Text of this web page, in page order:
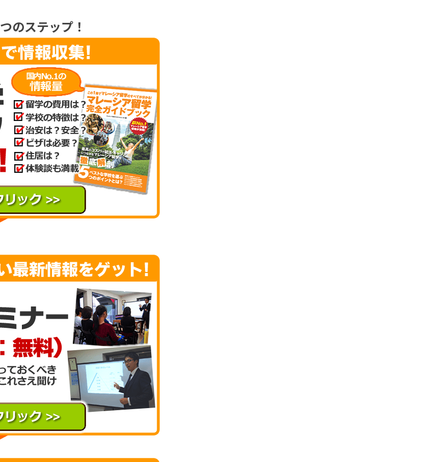
つのステップ！